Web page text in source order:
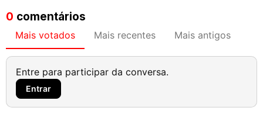
0 comentários
Mais votados Mais recentes Mais antigos
Entre para participar da conversa.
Entrar